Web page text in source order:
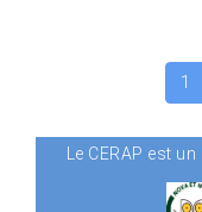
1
Le CERAP est